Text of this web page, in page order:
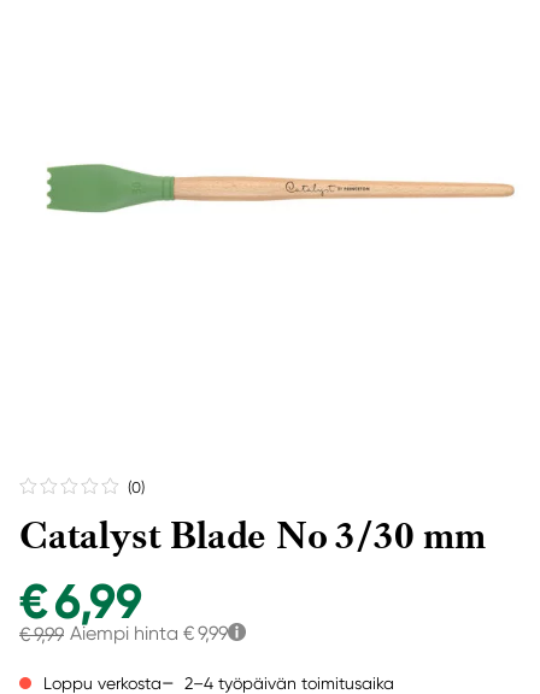
(0)
Catalyst Blade No 3/30 mm
€ 6,99
€ 9,99 Aiempi hinta € 9,99
Loppu verkosta 2–4 työpäivän toimitusaika